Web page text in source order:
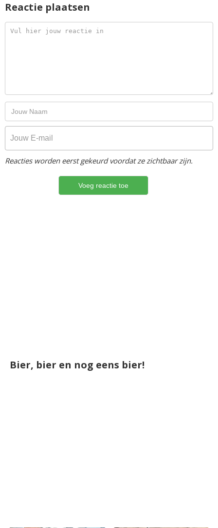
Reactie plaatsen
Reacties worden eerst gekeurd voordat ze zichtbaar zijn.
Bier, bier en nog eens bier!